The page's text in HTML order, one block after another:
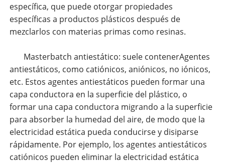
específica, que puede otorgar propiedades
específicas a productos plásticos después de
mezclarlos con materias primas como resinas.
Masterbatch antiestático: suele contenerAgentes
antiestáticos, como catiónicos, aniónicos, no iónicos,
etc. Estos agentes antiestáticos pueden formar una
capa conductora en la superficie del plástico, o
formar una capa conductora migrando a la superficie
para absorber la humedad del aire, de modo que la
electricidad estática pueda conducirse y disiparse
rápidamente. Por ejemplo, los agentes antiestáticos
catiónicos pueden eliminar la electricidad estática